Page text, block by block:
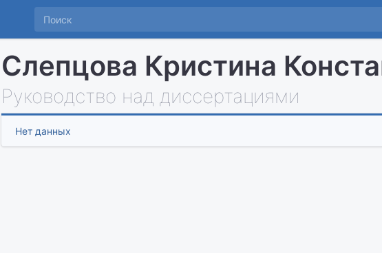
Слепцова Кристина
Руководство над диссертациями
Нет данных